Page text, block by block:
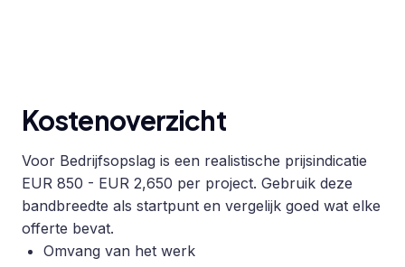
Kostenoverzicht
Voor Bedrijfsopslag is een realistische prijsindicatie
EUR 850 - EUR 2,650 per project. Gebruik deze
bandbreedte als startpunt en vergelijk goed wat elke
offerte bevat.
Omvang van het werk